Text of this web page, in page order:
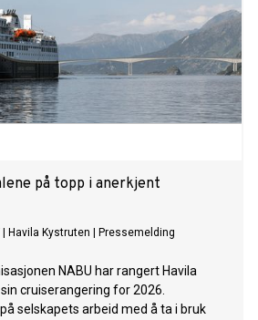
på topp i anerkjent
Havila Kystruten Pressemelding
NABU har rangert Havila
cruiserangering for 2026.
selskapets arbeid med å ta i bruk